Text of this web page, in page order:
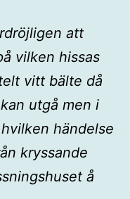
att
vilken hissas
vitt bälte då
utgå men i
händelse
kryssande
å